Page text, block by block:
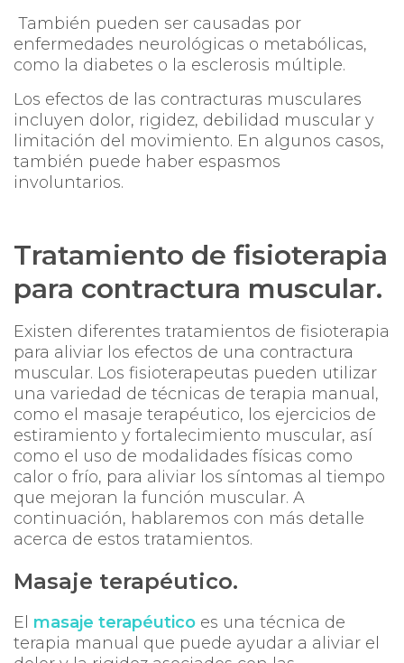
También pueden ser causadas por
enfermedades neurológicas o metabólicas,
como la diabetes o la esclerosis múltiple.
Los efectos de las contracturas musculares
incluyen dolor, rigidez, debilidad muscular y
limitación del movimiento. En algunos casos,
también puede haber espasmos
involuntarios.
Tratamiento de fisioterapia
para contractura muscular.
Existen diferentes tratamientos de fisioterapia
para aliviar los efectos de una contractura
muscular. Los fisioterapeutas pueden utilizar
una variedad de técnicas de terapia manual,
como el masaje terapéutico, los ejercicios de
estiramiento y fortalecimiento muscular, así
como el uso de modalidades físicas como
calor o frío, para aliviar los síntomas al tiempo
que mejoran la función muscular. A
continuación, hablaremos con más detalle
acerca de estos tratamientos.
Masaje terapéutico.
El masaje terapéutico es una técnica de
terapia manual que puede ayudar a aliviar el